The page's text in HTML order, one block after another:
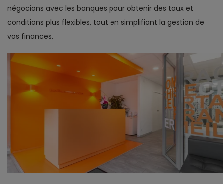
négocions avec les banques pour obtenir des taux et
conditions plus flexibles, tout en simplifiant la gestion de
vos finances.